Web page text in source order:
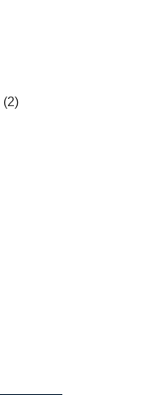
(2)